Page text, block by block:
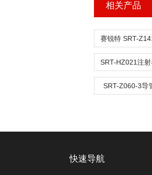
相关产品
SRT-Z060-3导
快速导航